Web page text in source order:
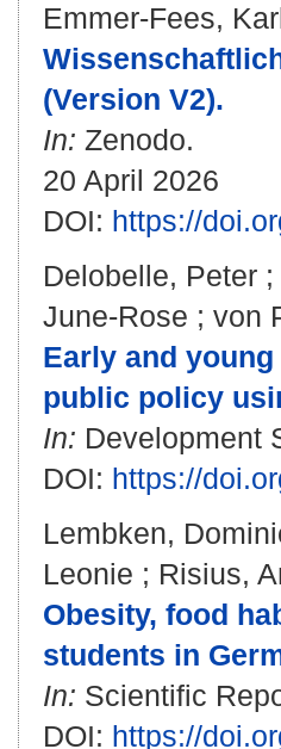
Emmer-Fees,
(Version V2).
In: Zenodo.
20 April 2026
DOI: https://
Delobelle, Peter ;
June-Rose ; von
Early and
public policy
In: Development
DOI: https://
Lembken,
Leonie ; Risius,
Obesity, food
students in
In: Scientific
DOI: https://